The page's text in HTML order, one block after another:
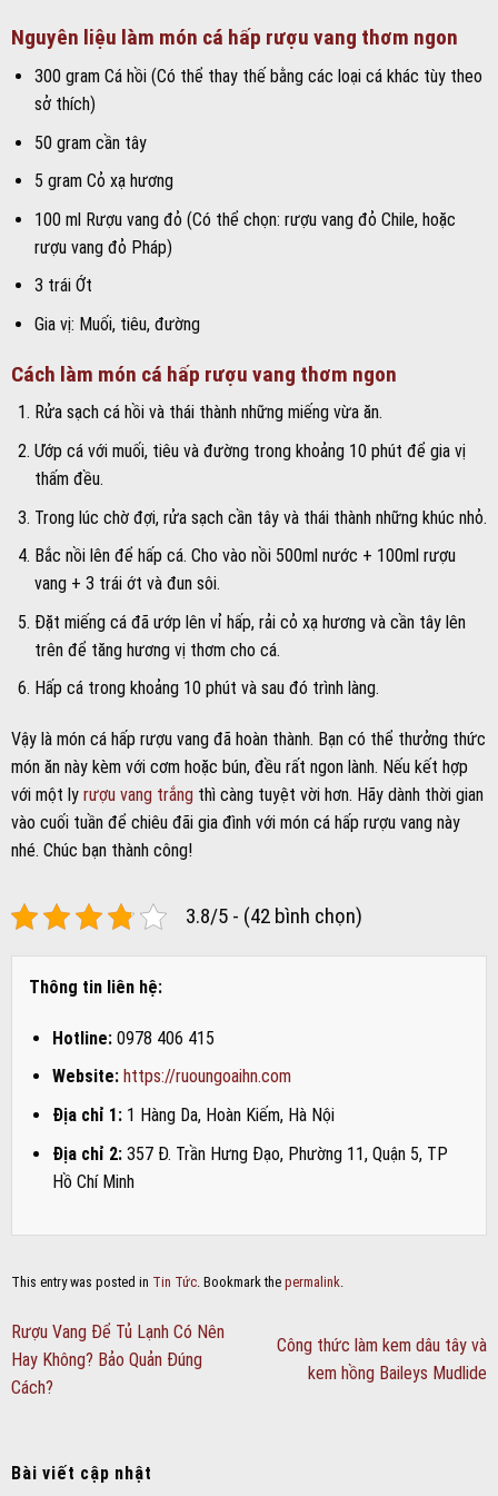
Nguyên liệu làm món cá hấp rượu vang thơm ngon
300 gram Cá hồi (Có thể thay thế bằng các loại cá khác tùy theo
sở thích)
50 gram cần tây
5 gram Cỏ xạ hương
100 ml Rượu vang đỏ (Có thể chọn: rượu vang đỏ Chile, hoặc
rượu vang đỏ Pháp)
3 trái Ớt
Gia vị: Muối, tiêu, đường
Cách làm món cá hấp rượu vang thơm ngon
Rửa sạch cá hồi và thái thành những miếng vừa ăn.
Ướp cá với muối, tiêu và đường trong khoảng 10 phút để gia vị
thấm đều.
Trong lúc chờ đợi, rửa sạch cần tây và thái thành những khúc nhỏ.
Bắc nồi lên để hấp cá. Cho vào nồi 500ml nước + 100ml rượu
vang + 3 trái ớt và đun sôi.
Đặt miếng cá đã ướp lên vỉ hấp, rải cỏ xạ hương và cần tây lên
trên để tăng hương vị thơm cho cá.
Hấp cá trong khoảng 10 phút và sau đó trình làng.
Vậy là món cá hấp rượu vang đã hoàn thành. Bạn có thể thưởng thức
món ăn này kèm với cơm hoặc bún, đều rất ngon lành. Nếu kết hợp
với một ly rượu vang trắng thì càng tuyệt vời hơn. Hãy dành thời gian
vào cuối tuần để chiêu đãi gia đình với món cá hấp rượu vang này
nhé. Chúc bạn thành công!
3.8/5 - (42 bình chọn)
Thông tin liên hệ:
Hotline:0978 406 415
Website: https://ruoungoaihn.com
Địa chỉ 1:1 Hàng Da, Hoàn Kiếm, Hà Nội
Địa chỉ 2:357 Đ. Trần Hưng Đạo, Phường 11, Quận 5, TP
Hồ Chí Minh
This entry was posted in Tin Tức . Bookmark the permalink
Rượu Vang Để Tủ Lạnh Có Nên
Hay Không? Bảo Quản Đúng
Cách?
Công thức làm kem dâu tây và
kem hồng Baileys Mudlide
Bài viết cập nhật